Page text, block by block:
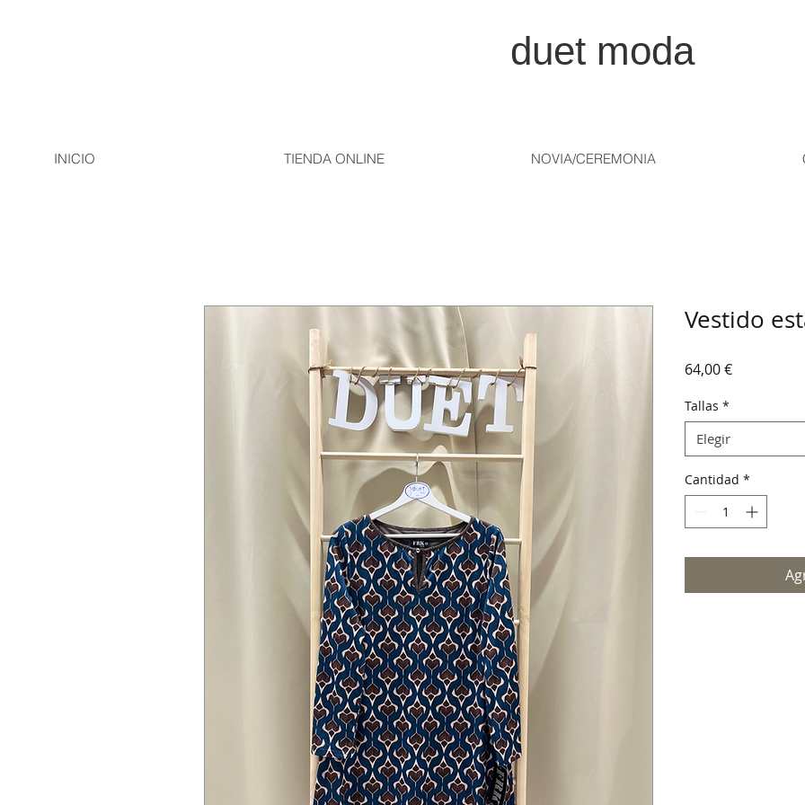
duet moda
INICIO TIENDA ONLINE NOVIA/CEREMONIA
Vestido
64,00 €Precio
Tallas *
Elegir
Cantidad *